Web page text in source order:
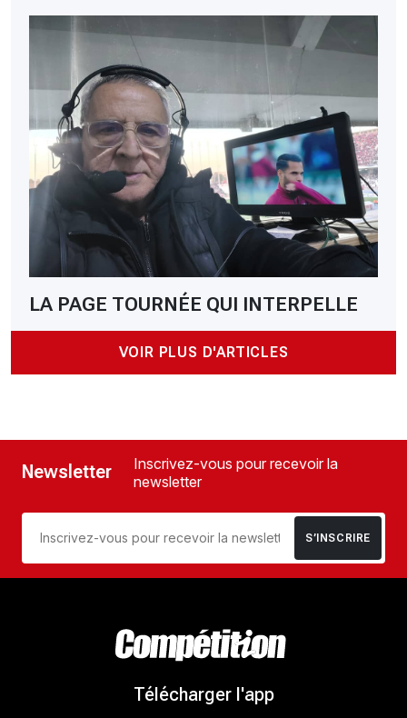
LA PAGE TOURNÉE QUI INTERPELLE
VOIR PLUS D'ARTICLES
Newsletter
Inscrivez-vous pour recevoir la
newsletter
S’INSCRIRE
Télécharger l'app